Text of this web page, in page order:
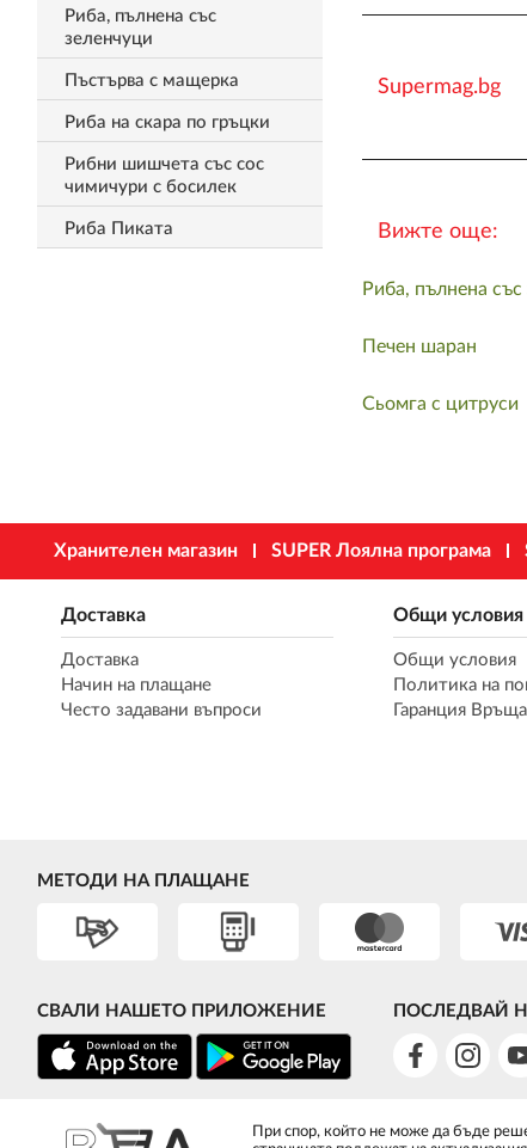
Риба, пълнена със
зеленчуци
Пъстърва с мащерка
Риба на скара по гръцки
Рибни шишчета със сос
чимичури с босилек
Риба Пиката
Supermag.bg
Вижте още:
Риба, пълнена със
Печен шаран
Сьомга с цитруси
Хранителен магазин SUPER Лоялна програма
Доставка
Доставка
Начин на плащане
Често задавани въпроси
Общи условия
Общи условия
Политика на
Гаранция
МЕТОДИ НА ПЛАЩАНЕ
СВАЛИ НАШЕТО ПРИЛОЖЕНИЕ ПОСЛЕДВАЙ
При спор, който не може да бъде